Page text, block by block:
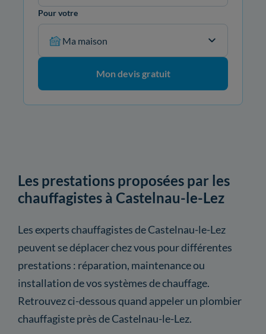
Pour votre
Ma maison
Mon devis gratuit
Les prestations proposées par les
chauffagistes à Castelnau-le-Lez
Les experts chauffagistes de Castelnau-le-Lez
peuvent se déplacer chez vous pour différentes
prestations : réparation, maintenance ou
installation de vos systèmes de chauffage.
Retrouvez ci-dessous quand appeler un plombier
chauffagiste près de Castelnau-le-Lez.